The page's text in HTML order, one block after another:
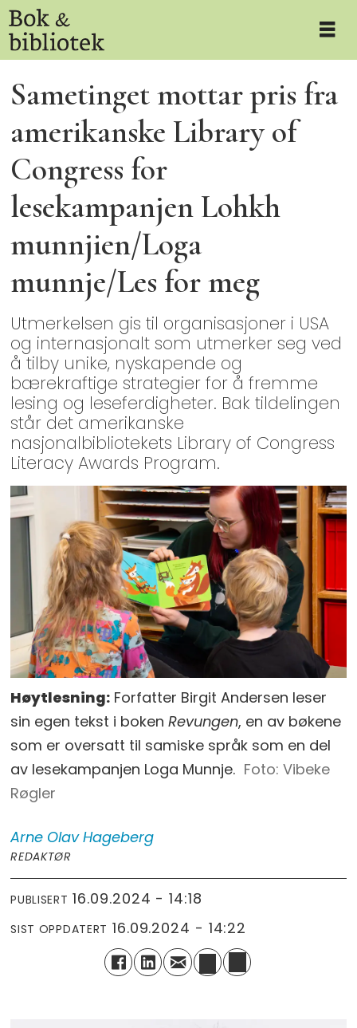
Sametinget mottar pris fra
amerikanske Library of
Congress for
lesekampanjen Lohkh
munnjien/Loga
munnje/Les for meg
Utmerkelsen gis til organisasjoner i USA
og internasjonalt som utmerker seg ved
å tilby unike, nyskapende og
bærekraftige strategier for å fremme
lesing og leseferdigheter. Bak tildelingen
står det amerikanske
nasjonalbibliotekets Library of Congress
Literacy Awards Program.
Høytlesning: Forfatter Birgit Andersen leser
sin egen tekst i bokenRevungen, en av bøkene
som er oversatt til samiske språk som en del
av lesekampanjen Loga Munnje.
Vibeke
Røgler
Arne Olav Hageberg
REDAKTØR
PUBLISERT 16.09.2024 - 14:18
SIST OPPDATERT 16.09.2024 - 14:22